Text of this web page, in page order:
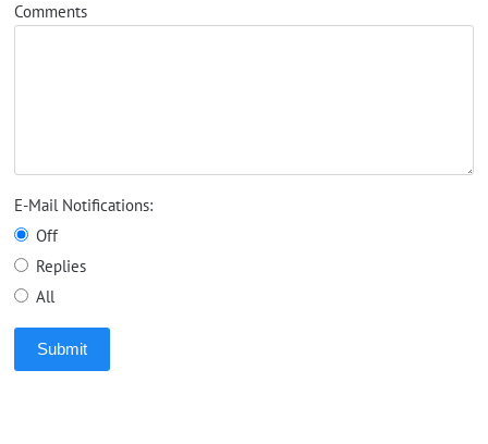
Comments
E-Mail Notifications:
Off
Replies
All
Submit